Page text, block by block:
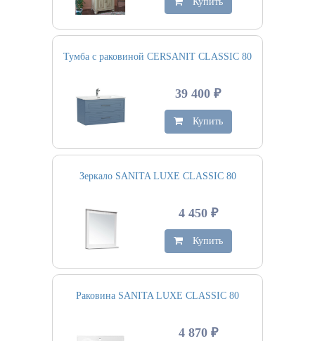
Тумба с раковиной CERSANIT CLASSIC 80
39 400 ₽
Купить
Зеркало SANITA LUXE CLASSIC 80
4 450 ₽
Купить
Раковина SANITA LUXE CLASSIC 80
4 870 ₽